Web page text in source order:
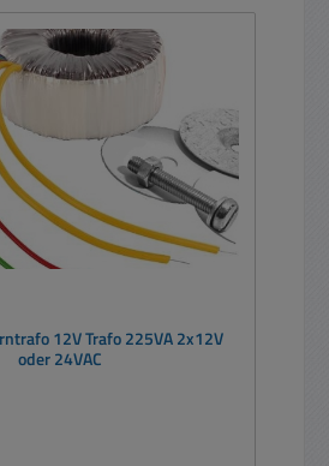
12V Trafo 225VA 2x12V
oder 24VAC